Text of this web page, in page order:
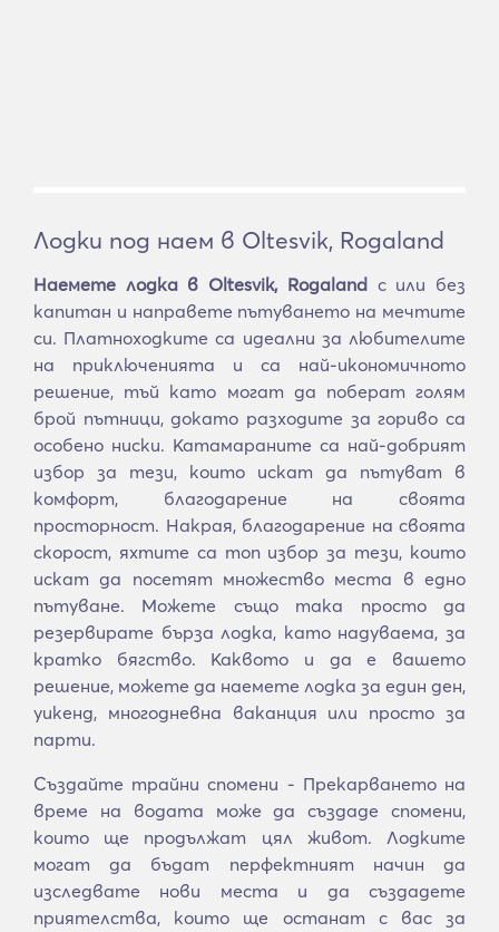
Лодки под наем в Oltesvik, Rogaland
Наемете лодка в Oltesvik, Rogaland с или без
капитан и направете пътуването на мечтите
си. Платноходките са идеални за любителите
на приключенията и са най-икономичното
решение, тъй като могат да поберат голям
брой пътници, докато разходите за гориво са
особено ниски. Катамараните са най-добрият
избор за тези, които искат да пътуват в
комфорт, благодарение на своята
просторност. Накрая, благодарение на своята
скорост, яхтите са топ избор за тези, които
искат да посетят множество места в едно
пътуване. Можете също така просто да
резервирате бърза лодка, като надуваема, за
кратко бягство. Каквото и да е вашето
решение, можете да наемете лодка за един ден,
уикенд, многодневна ваканция или просто за
парти.
Създайте трайни спомени - Прекарването на
време на водата може да създаде спомени,
които ще продължат цял живот. Лодките
могат да бъдат перфектният начин да
изследвате нови места и да създадете
приятелства, които ще останат с вас за